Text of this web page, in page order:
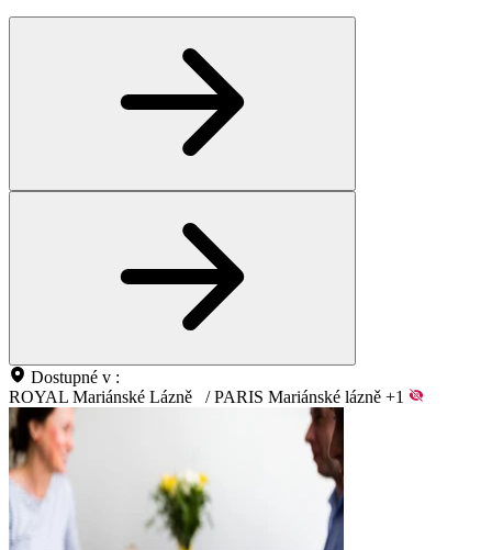
Dostupné v :
ROYAL Mariánské Lázně
/ PARIS Mariánské lázně +1